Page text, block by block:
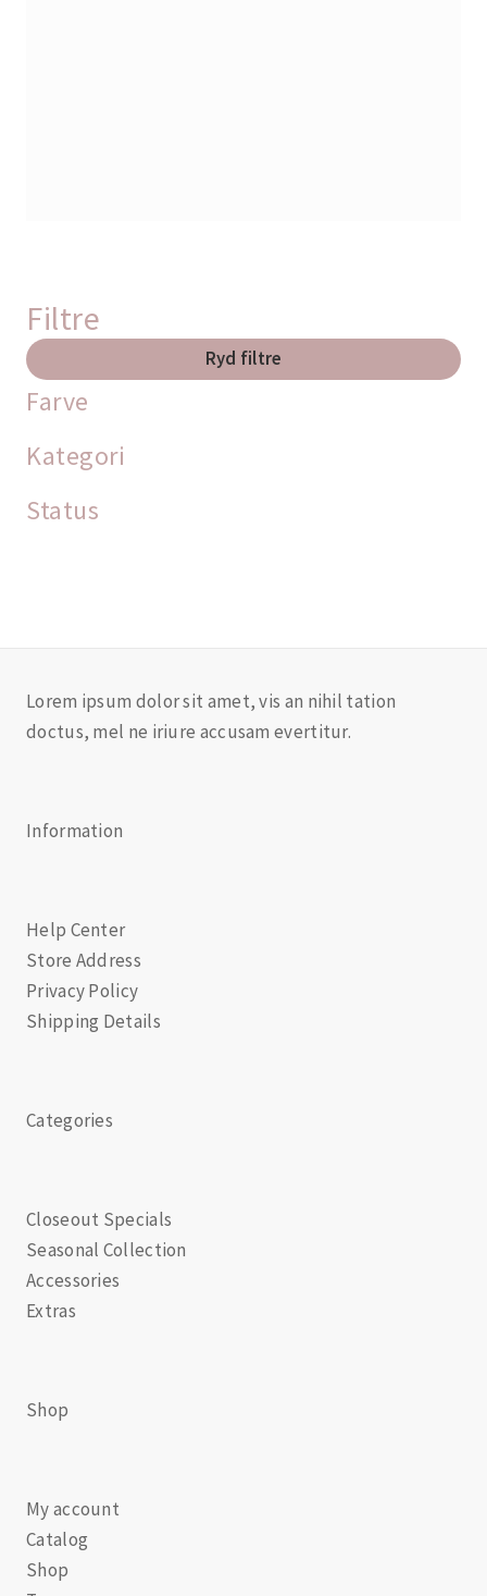
Filtre
Ryd filtre
Farve
Kategori
Status
Lorem ipsum dolor sit amet, vis an nihil tation
doctus, mel ne iriure accusam evertitur.
Information
Help Center
Store Address
Privacy Policy
Shipping Details
Categories
Closeout Specials
Seasonal Collection
Accessories
Extras
Shop
My account
Catalog
Shop